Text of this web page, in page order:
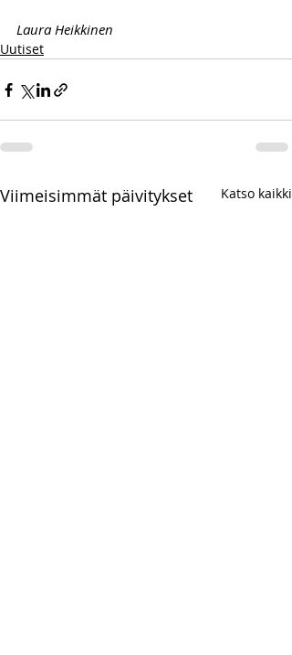
Laura Heikkinen
Uutiset
Viimeisimmät päivitykset Katso kaikki